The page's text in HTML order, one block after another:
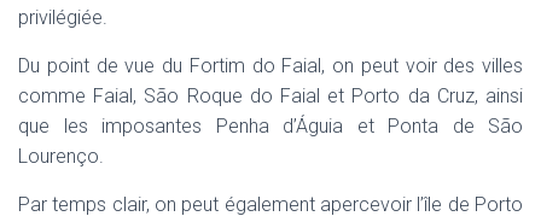
privilégiée.
Du point de vue du Fortim do Faial, on peut voir des villes
comme Faial, São Roque do Faial et Porto da Cruz, ainsi
que les imposantes Penha d’Águia et Ponta de São
Lourenço.
Par temps clair, on peut également apercevoir l’île de Porto